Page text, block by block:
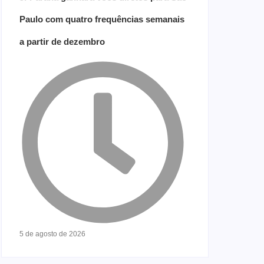
Paulo com quatro frequências semanais
a partir de dezembro
5 de agosto de 2026